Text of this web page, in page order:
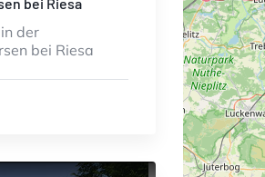
der
bei Riesa